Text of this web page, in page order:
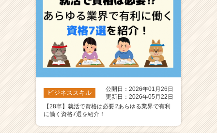
ビジネススキル
公開日：2026年01月26日
更新日：2026年05月22日
【28卒】就活で資格は必要⁉️あらゆる業界で有利
に働く資格7選を紹介！